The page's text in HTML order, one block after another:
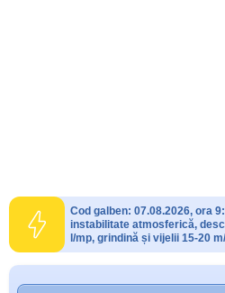
Cod galben: 07.08.2026, ora
instabilitate atmosferică,
l/mp, grindină și vijelii 15-20